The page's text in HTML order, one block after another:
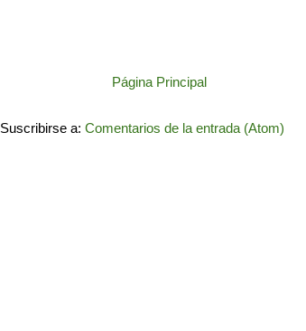
Página Principal
Suscribirse a: Comentarios de la entrada (Atom)